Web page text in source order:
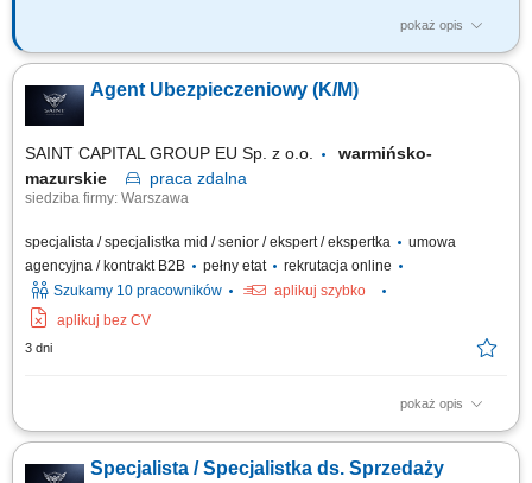
pokaż opis
Twój zakres obowiązków: budowanie własnego biznesu przy wsparciu
organizacja własnej aktywności i kalendarza spotkań.
Agent Ubezpieczeniowy (K/M)
SAINT CAPITAL GROUP EU Sp. z o.o.
warmińsko-
mazurskie
praca zdalna
siedziba firmy: Warszawa
specjalista / specjalistka mid / senior / ekspert / ekspertka
umowa
agencyjna / kontrakt B2B
pełny etat
rekrutacja online
Szukamy 10 pracowników
aplikuj szybko
aplikuj bez CV
3 dni
pokaż opis
Opis stanowiska: Aktywna obsługa i cross-selling w ramach własnego
(życiowe, majątkowe, komunikacyjne, firmowe) Koncentracja na
Specjalista / Specjalistka ds. Sprzedaży